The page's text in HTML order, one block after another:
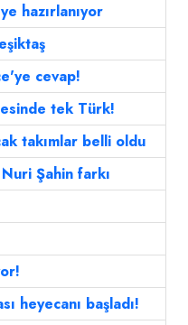
hazırlanıyor
cevap!
tek Türk!
takımlar belli oldu
Şahin farkı
heyecanı başladı!